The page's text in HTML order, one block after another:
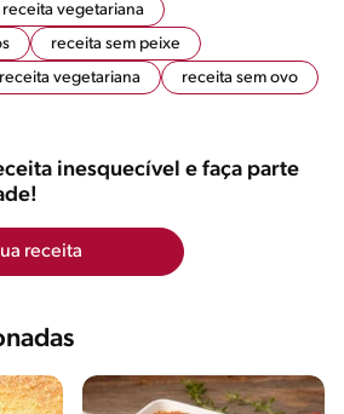
receita vegetariana
receita sem peixe
receita vegetariana
receita sem ovo
inesquecível e faça parte
receita